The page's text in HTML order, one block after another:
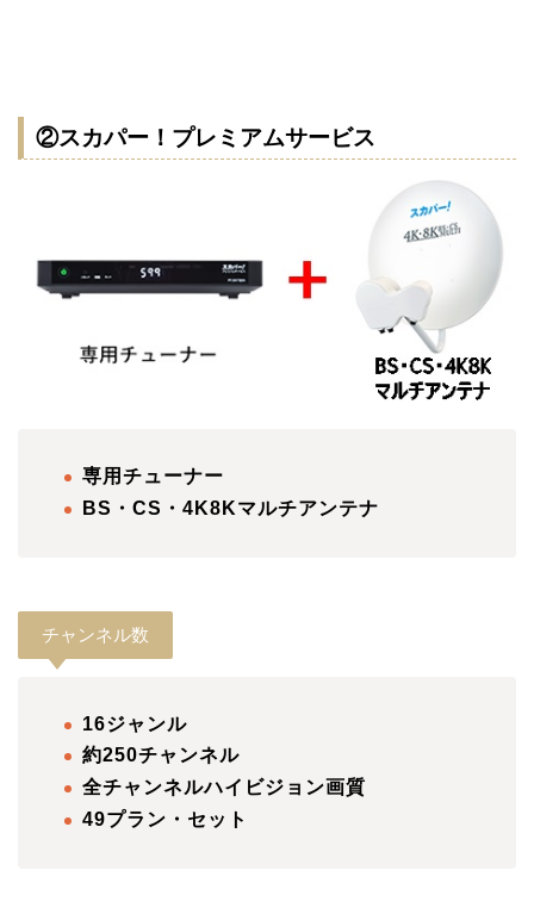
②スカパー！プレミアムサービス
専用チューナー
BS・CS・4K8Kマルチアンテナ
チャンネル数
16ジャンル
約250チャンネル
全チャンネルハイビジョン画質
49プラン・セット